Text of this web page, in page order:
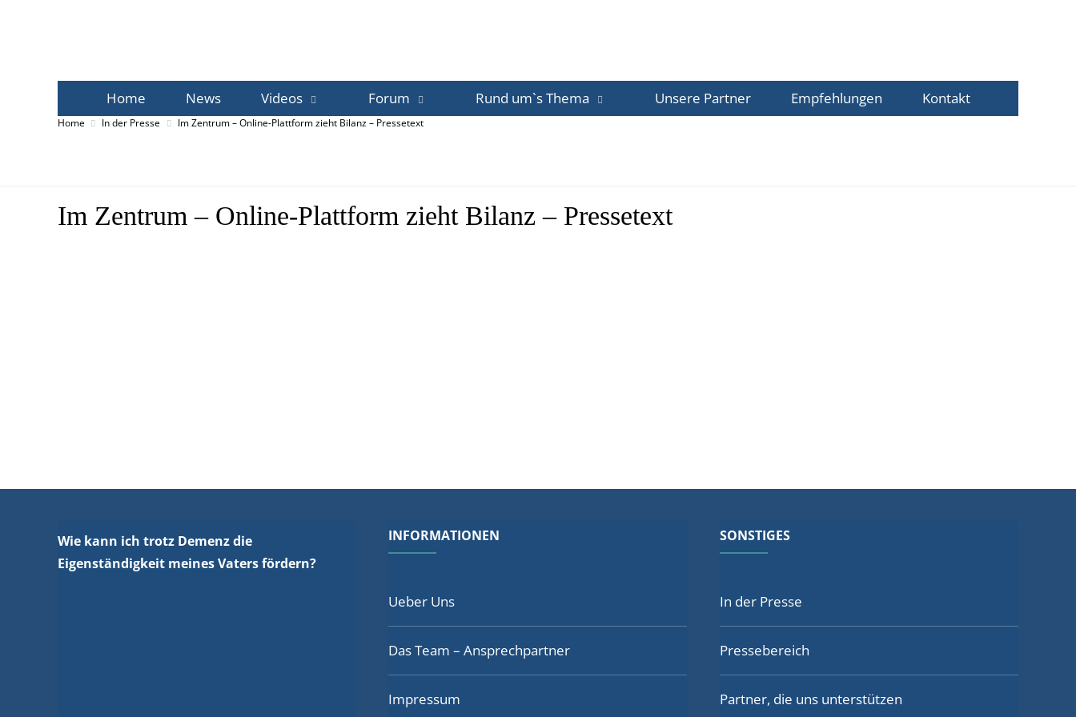
Home News Videos Forum Rund um`s Thema Unsere Partner Empfehlungen Kontakt
Home In der Presse Im Zentrum – Online-Plattform zieht Bilanz – Pressetext
Im Zentrum – Online-Plattform zieht Bilanz – Pressetext
Wie kann ich trotz Demenz die
Eigenständigkeit meines Vaters fördern?
INFORMATIONEN
Ueber Uns
Das Team – Ansprechpartner
Impressum
SONSTIGES
In der Presse
Pressebereich
Partner, die uns unterstützen